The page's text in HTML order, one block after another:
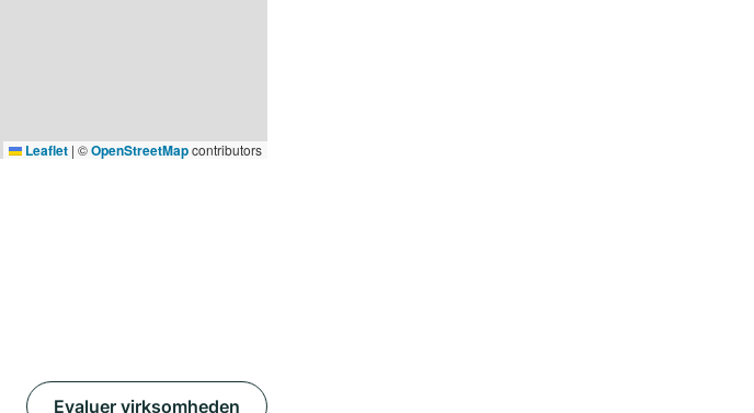
Leaflet | ©OpenStreetMapcontributors
Evaluer virksomheden